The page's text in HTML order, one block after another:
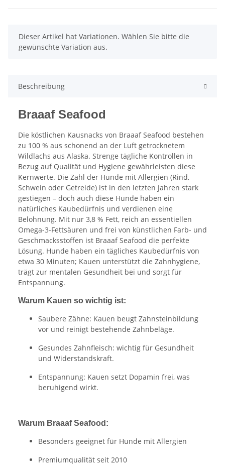
x
Dieser Artikel hat Variationen. Wählen Sie bitte die
gewünschte Variation aus.
Beschreibung
Braaaf Seafood
Die köstlichen Kausnacks von Braaaf Seafood bestehen
zu 100 % aus schonend an der Luft getrocknetem
Wildlachs aus Alaska. Strenge tägliche Kontrollen in
Bezug auf Qualität und Hygiene gewährleisten diese
Kernwerte. Die Zahl der Hunde mit Allergien (Rind,
Schwein oder Getreide) ist in den letzten Jahren stark
gestiegen – doch auch diese Hunde haben ein
natürliches Kaubedürfnis und verdienen eine
Belohnung. Mit nur 3,8 % Fett, reich an essentiellen
Omega-3-Fettsäuren und frei von künstlichen Farb- und
Geschmacksstoffen ist Braaaf Seafood die perfekte
Lösung. Hunde haben ein tägliches Kaubedürfnis von
etwa 30 Minuten; Kauen unterstützt die Zahnhygiene,
trägt zur mentalen Gesundheit bei und sorgt für
Entspannung.
Warum Kauen so wichtig ist:
Saubere Zähne: Kauen beugt Zahnsteinbildung
vor und reinigt bestehende Zahnbeläge.
Gesundes Zahnfleisch: wichtig für Gesundheit
und Widerstandskraft.
Entspannung: Kauen setzt Dopamin frei, was
beruhigend wirkt.
Warum Braaaf Seafood:
Besonders geeignet für Hunde mit Allergien
Premiumqualität seit 2010